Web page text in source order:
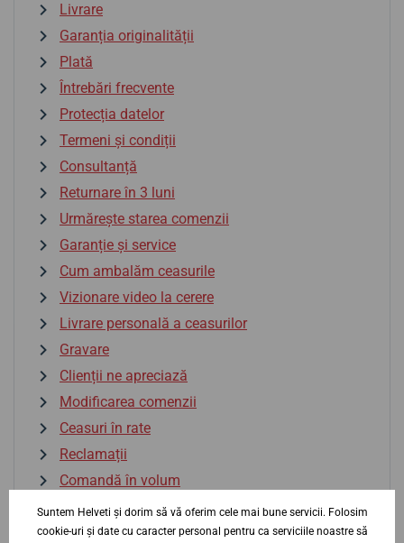
Livrare
Garanția originalității
Plată
Întrebări frecvente
Protecția datelor
Termeni și condiții
Consultanță
Returnare în 3 luni
Urmărește starea comenzii
Garanție și service
Cum ambalăm ceasurile
Vizionare video la cerere
Livrare personală a ceasurilor
Gravare
Clienții ne apreciază
Modificarea comenzii
Ceasuri în rate
Reclamații
Comandă în volum
Tax Free
Piața gri a ceasurilor
Suntem Helveti și dorim să vă oferim cele mai bune servicii. Folosim
cookie-uri și date cu caracter personal pentru ca serviciile noastre să